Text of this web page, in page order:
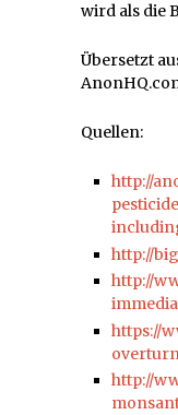
wird als die
Übersetzt
Quellen:
http://
http://
http://
https://
http://